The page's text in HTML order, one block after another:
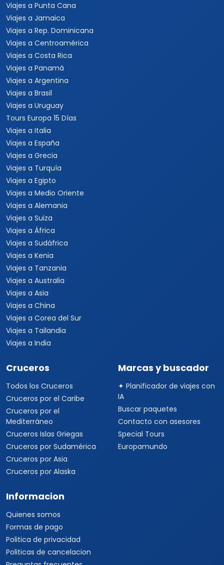
Viajes a Punta Cana
Viajes a Jamaica
Viajes a Rep. Dominicana
Viajes a Centroamérica
Viajes a Costa Rica
Viajes a Panamá
Viajes a Argentina
Viajes a Brasil
Viajes a Uruguay
Tours Europa 15 Días
Viajes a Italia
Viajes a España
Viajes a Grecia
Viajes a Turquía
Viajes a Egipto
Viajes a Medio Oriente
Viajes a Alemania
Viajes a Suiza
Viajes a África
Viajes a Sudáfrica
Viajes a Kenia
Viajes a Tanzania
Viajes a Australia
Viajes a Asia
Viajes a China
Viajes a Corea del Sur
Viajes a Tailandia
Viajes a India
Cruceros
Todos los Cruceros
Cruceros por el Caribe
Cruceros por el
Mediterráneo
Cruceros Islas Griegas
Cruceros por Sudamérica
Cruceros por Asia
Cruceros por Alaska
Marcas y buscador
✦ Planificador de viajes con
IA
Buscar paquetes
Contacto con asesores
Special Tours
Europamundo
Informacion
Quienes somos
Formas de pago
Politica de privacidad
Politicas de cancelacion